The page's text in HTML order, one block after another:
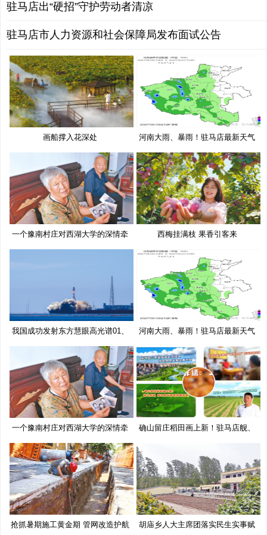
驻马店出“硬招”守护劳动者清凉
驻马店市人力资源和社会保障局发布面试公告
画船撑入花深处
河南大雨、暴雨！驻马店最新天气
预
一个豫南村庄对西湖大学的深情牵
挂
西梅挂满枝 果香引客来
我国成功发射东方慧眼高光谱01、
02
河南大雨、暴雨！驻马店最新天气
预
一个豫南村庄对西湖大学的深情牵
挂
确山留庄稻田画上新！驻马店舰、
抢抓暑期施工黄金期 管网改造护航 胡庙乡人大主席团落实民生实事赋